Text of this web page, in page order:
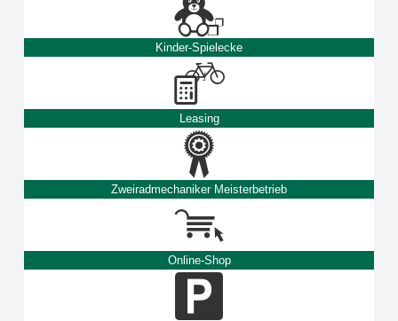
Kinder-Spielecke
Leasing
Zweiradmechaniker Meisterbetrieb
Online-Shop